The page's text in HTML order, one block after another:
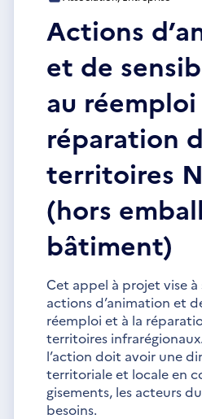
Actions
et de
au
réparation
territoires
(hors
bâtiment)
Cet appel à projet vise
actions d’animation et
réemploi et à la
territoires
l’action doit avoir une
territoriale et locale en
gisements, les acteurs
besoins.